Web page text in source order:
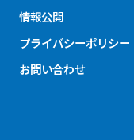
情報公開
プライバシーポリシー
お問い合わせ